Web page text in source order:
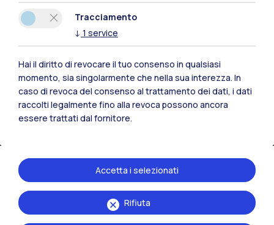
Polimi Community
Tutti i siti dell’ecosistema
Residenze Frontiere
Tracciamento
↓ 1 service
Hai il diritto di revocare il tuo consenso in qualsiasi
momento, sia singolarmente che nella sua interezza. In
caso di revoca del consenso al trattamento dei dati, i dati
raccolti legalmente fino alla revoca possono ancora
essere trattati dal fornitore.
Rifiuta
Accetta i selezionati